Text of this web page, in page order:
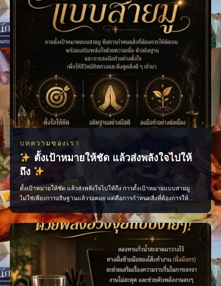
บทความของเรา
ตั้งเป้าหมายให้ชัด แล้วส่งพลังใจไปให้
ถึง
ตั้งเป้าหมายให้ชัด แล้วส่งพลังใจไปให้ถึง การตั้งเป้าหมายแบบสายมู
ไม่ใช่เพียงการอธิษฐานแล้วรอคอย แต่คือการกำหนดสิ่งที่ต้องการให้
เดินไปพร้อมกับ “การกระทำ” ทุกก้าวที่ทำจะค่อย ๆ พาเราเข้าใกล้เป้า
หมายมากขึ้น ตั้งใจให้ชัด อธิษฐานอย่าง